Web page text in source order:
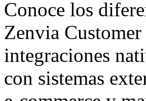
Conoce los
Zenvia
integraciones
con sistemas